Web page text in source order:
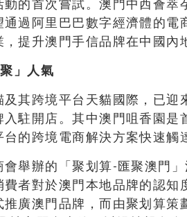
的首次嘗試。澳門中西薈萃
過阿里巴巴數字經濟體的電
提升澳門手信品牌在中國內
」人氣
其跨境平台天貓國際，已迎
駐開店。其中澳門咀香園是
的跨境電商解決方案快速觸
舉辦的「聚划算-匯聚澳門
者對於澳門本地品牌的認知
廣澳門品牌，而由聚划算策